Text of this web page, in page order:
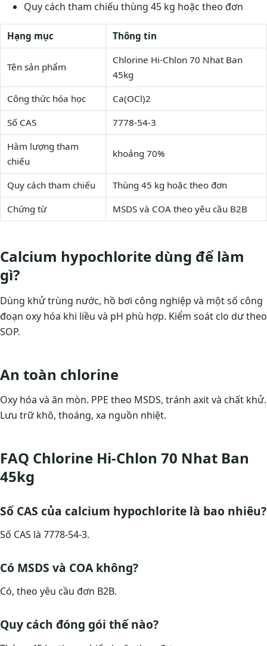
Quy cách tham chiếu thùng 45 kg hoặc theo đơn
Hạng mục Thông tin
Tên sản phẩm
Chlorine Hi-Chlon 70 Nhat Ban
45kg
Công thức hóa học
Ca(OCl)2
Số CAS
7778-54-3
Hàm lượng tham
chiếu
khoảng 70%
Quy cách tham chiếu
Thùng 45 kg hoặc theo đơn
Chứng từ
MSDS và COA theo yêu cầu B2B
Calcium hypochlorite dùng để làm
gì?
Dùng khử trùng nước, hồ bơi công nghiệp và một số công
đoạn oxy hóa khi liều và pH phù hợp. Kiểm soát clo dư theo
SOP.
An toàn chlorine
Oxy hóa và ăn mòn. PPE theo MSDS, tránh axit và chất khử.
Lưu trữ khô, thoáng, xa nguồn nhiệt.
FAQ Chlorine Hi-Chlon 70 Nhat Ban
45kg
Số CAS của calcium hypochlorite là bao nhiêu?
Số CAS là 7778-54-3.
Có MSDS và COA không?
Có, theo yêu cầu đơn B2B.
Quy cách đóng gói thế nào?